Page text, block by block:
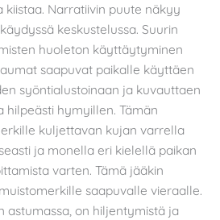
kiistaa. Narratiivin puute näkyy
keskustelussa. Suurin
huoleton käyttäytyminen
saapuvat paikalle käyttäen
syöntialustoinaan ja kuvauttaen
hilpeästi hymyillen. Tämän
kuljettavan kujan varrella
ja monella eri kielellä paikan
varten. Tämä jääkin
saapuvalle vieraalle.
astumassa, on hiljentymistä ja